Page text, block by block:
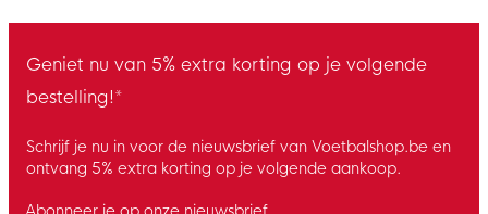
Geniet nu van 5% extra korting op je volgende
bestelling!*
Schrijf je nu in voor de nieuwsbrief van Voetbalshop.be en
ontvang 5% extra korting op je volgende aankoop.